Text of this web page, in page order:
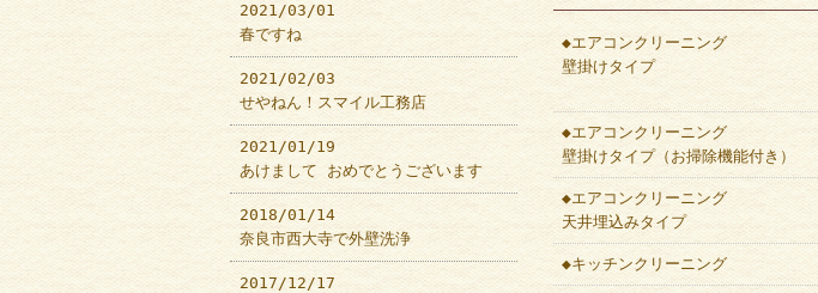
◆エアコンクリーニング
壁掛けタイプ
◆エアコンクリーニング
壁掛けタイプ（お掃除機能付き）
◆エアコンクリーニング
天井埋込みタイプ
◆キッチンクリーニング
2021/03/01
春ですね
2021/02/03
せやねん！スマイル工務店
2021/01/19
あけまして おめでとうございます
2018/01/14
奈良市西大寺で外壁洗浄
2017/12/17